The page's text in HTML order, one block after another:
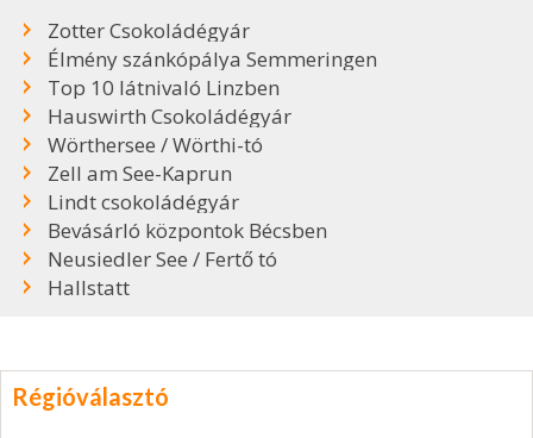
Zotter Csokoládégyár
Élmény szánkópálya Semmeringen
Top 10 látnivaló Linzben
Hauswirth Csokoládégyár
Wörthersee / Wörthi-tó
Zell am See-Kaprun
Lindt csokoládégyár
Bevásárló központok Bécsben
Neusiedler See / Fertő tó
Hallstatt
Régióválasztó